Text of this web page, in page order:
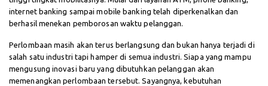
internet banking sampai mobile banking telah diperkenalkan dan
berhasil menekan pemborosan waktu pelanggan.
Perlombaan masih akan terus berlangsung dan bukan hanya terjadi di
salah satu industri tapi hamper di semua industri. Siapa yang mampu
mengusung inovasi baru yang dibutuhkan pelanggan akan
memenangkan perlombaan tersebut. Sayangnya, kebutuhan